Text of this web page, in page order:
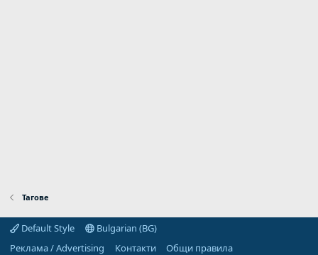
Тагове
Default Style
Bulgarian (BG)
Реклама / Advertising
Контакти
Общи правила